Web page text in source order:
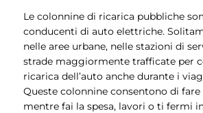
Le colonnine di ricarica pubbliche
conducenti di auto elettriche.
nelle aree urbane, nelle stazioni di
strade maggiormente trafficate per
ricarica dell’auto anche durante i
Queste colonnine consentono di
mentre fai la spesa, lavori o ti fermi